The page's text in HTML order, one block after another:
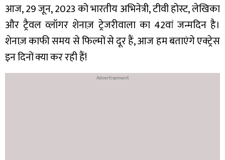
आज, 29 जून, 2023 को भारतीय अभिनेत्री, टीवी होस्ट, लेखिका
और ट्रैवल व्लॉगर शेनाज़ ट्रेजरीवाला का 42वां जन्मदिन है।
शेनाज़ काफी समय से फिल्मों से दूर हैं, आज हम बताएंगे एक्ट्रेस
इन दिनों क्या कर रही हैं!